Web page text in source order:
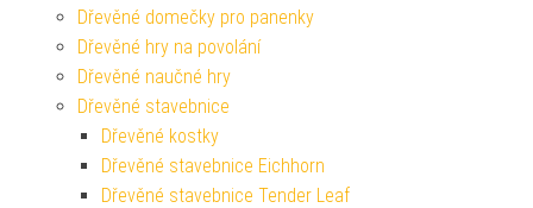
Dřevěné domečky pro panenky
Dřevěné hry na povolání
Dřevěné naučné hry
Dřevěné stavebnice
Dřevěné kostky
Dřevěné stavebnice Eichhorn
Dřevěné stavebnice Tender Leaf